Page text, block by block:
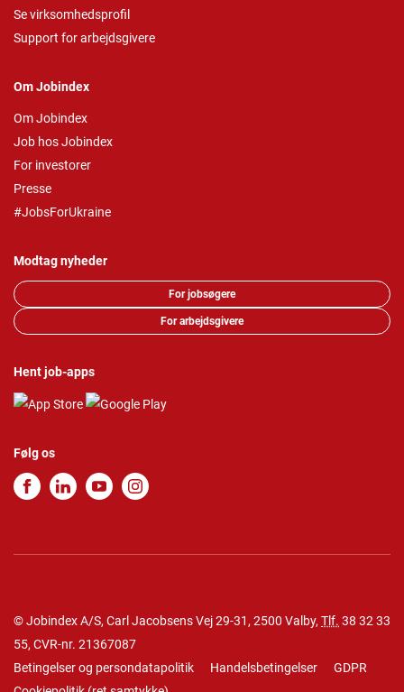
Se virksomhedsprofil
Support for arbejdsgivere
Om Jobindex
Om Jobindex
Job hos Jobindex
For investorer
Presse
#JobsForUkraine
Modtag nyheder
For jobsøgere
For arbejdsgivere
Hent job-apps
Følg os
© Jobindex A/S, Carl Jacobsens Vej 29-31, 2500 Valby, Tlf. 38 32 33
55, CVR-nr. 21367087
Betingelser og persondatapolitik
Handelsbetingelser
GDPR